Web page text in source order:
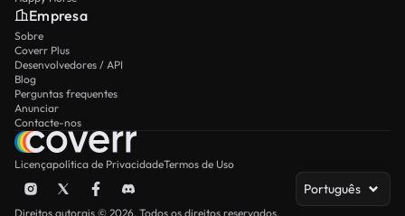
Empresa
Sobre
Coverr Plus
Desenvolvedores / API
Blog
Perguntas frequentes
Anunciar
Contacte-nos
Licençapolítica de PrivacidadeTermos de Uso
Português
Direitos autorais © 2026. Todos os direitos reservados.